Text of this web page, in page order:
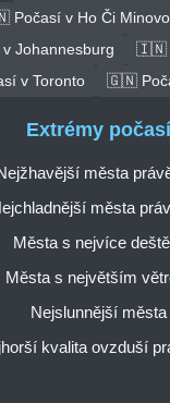
v Ho Či
Johannesburg
🇮🇳
v Toronto
🇬🇳
Extrémy počasí
města
města
Města s nejvíce
Města s největším
Nejslunnější města
kvalita ovzduší